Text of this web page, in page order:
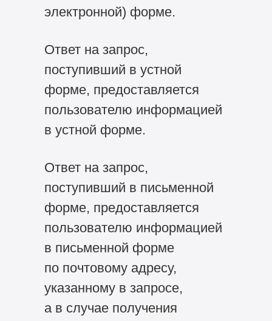
электронной) форме.
Ответ на запрос,
поступивший в устной
форме, предоставляется
пользователю информацией
в устной форме.
Ответ на запрос,
поступивший в письменной
форме, предоставляется
пользователю информацией
в письменной форме
по почтовому адресу,
указанному в запросе,
а в случае получения